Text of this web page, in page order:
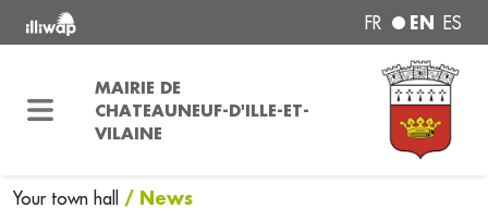
FR EN ES
MAIRIE DE
CHATEAUNEUF-D'ILLE-ET-
VILAINE
Your town hall / News